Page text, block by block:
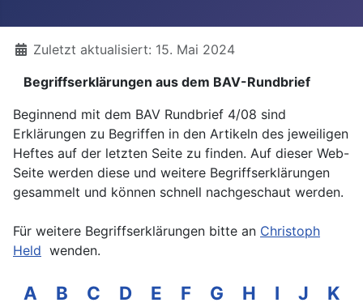
DetailsZuletzt aktualisiert: 15. Mai 2024
Begriffserklärungen aus dem BAV-Rundbrief
Beginnend mit dem BAV Rundbrief 4/08 sind
Erklärungen zu Begriffen in den Artikeln des jeweiligen
Heftes auf der letzten Seite zu finden. Auf dieser Web-
Seite werden diese und weitere Begriffserklärungen
gesammelt und können schnell nachgeschaut werden.
Für weitere Begriffserklärungen bitte an Christoph
Held wenden.
A B C D E F G H I J
K